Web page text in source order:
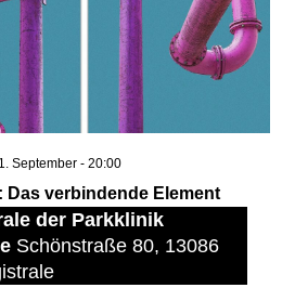
verbindende Element
1. September - 20:00
der Parkklinik
Schönstraße 80, 13086